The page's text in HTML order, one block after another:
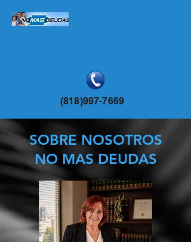
(818)997-7669
SOBRE NOSOTROS
NO MAS DEUDAS